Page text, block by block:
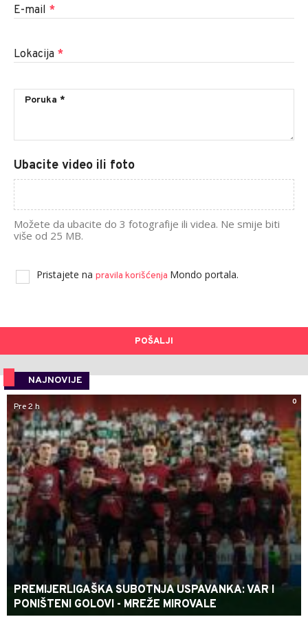
E-mail *
Lokacija *
Ubacite video ili foto
Možete da ubacite do 3 fotografije ili videa. Ne smije biti
više od 25 MB.
Pristajete na pravila korišćenja Mondo portala.
POŠALJI
NAJNOVIJE
0
Pre 2 h
PREMIJERLIGAŠKA SUBOTNJA USPAVANKA: VAR I
PONIŠTENI GOLOVI - MREŽE MIROVALE